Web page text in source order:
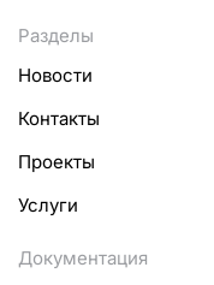
Разделы
Новости
Контакты
Проекты
Услуги
Документация